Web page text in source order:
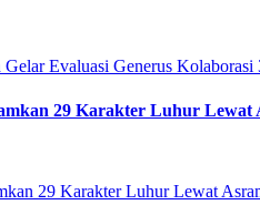
29 Karakter Luhur Lewat